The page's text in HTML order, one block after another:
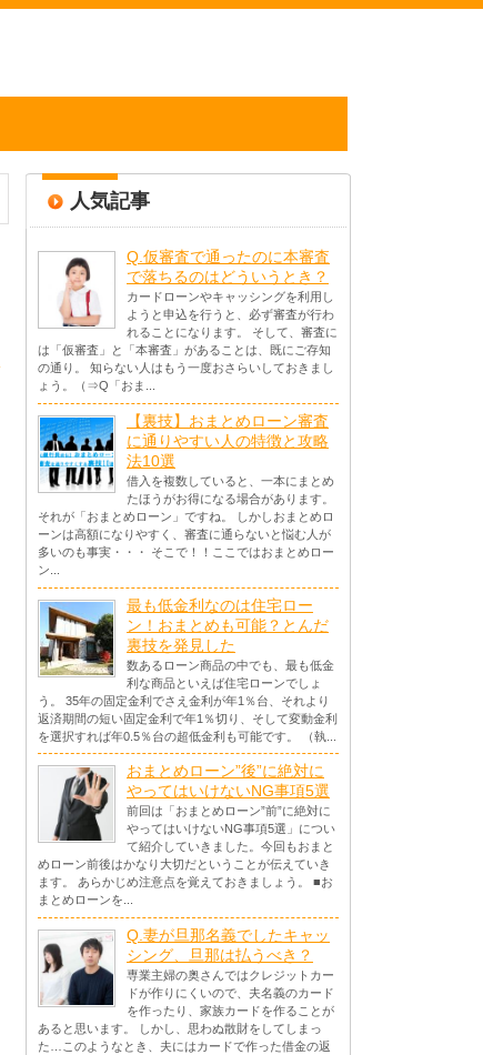
人気記事
Q.仮審査で通ったのに本審査
で落ちるのはどういうとき？
カードローンやキャッシングを利用し
ようと申込を行うと、必ず審査が行わ
れることになります。 そして、審査に
は「仮審査」と「本審査」があることは、既にご存知
の通り。 知らない人はもう一度おさらいしておきまし
ょう。（⇒Q「おま...
【裏技】おまとめローン審査
に通りやすい人の特徴と攻略
法10選
借入を複数していると、一本にまとめ
たほうがお得になる場合があります。
それが「おまとめローン」ですね。 しかしおまとめロ
ーンは高額になりやすく、審査に通らないと悩む人が
多いのも事実・・・ そこで！！ここではおまとめロー
ン...
最も低金利なのは住宅ロー
ン！おまとめも可能？とんだ
裏技を発見した
数あるローン商品の中でも、最も低金
利な商品といえば住宅ローンでしょ
う。 35年の固定金利でさえ金利が年1％台、それより
返済期間の短い固定金利で年1％切り、そして変動金利
を選択すれば年0.5％台の超低金利も可能です。 （執...
おまとめローン”後”に絶対に
やってはいけないNG事項5選
前回は「おまとめローン”前”に絶対に
やってはいけないNG事項5選」につい
て紹介していきました。今回もおまと
めローン前後はかなり大切だということが伝えていき
ます。 あらかじめ注意点を覚えておきましょう。 ■お
まとめローンを...
Q.妻が旦那名義でしたキャッ
シング、旦那は払うべき？
専業主婦の奥さんではクレジットカー
ドが作りにくいので、夫名義のカード
を作ったり、家族カードを作ることが
あると思います。 しかし、思わぬ散財をしてしまっ
た…このようなとき、夫にはカードで作った借金の返